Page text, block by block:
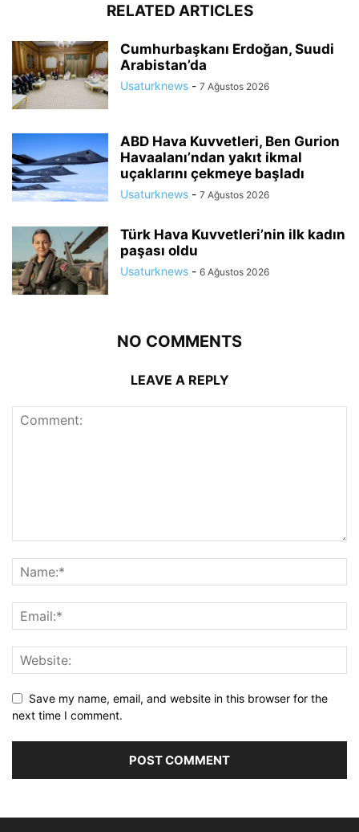
RELATED ARTICLES
Cumhurbaşkanı Erdoğan, Suudi
Arabistan’da
Usaturknews - 7 Ağustos 2026
ABD Hava Kuvvetleri, Ben Gurion
Havaalanı’ndan yakıt ikmal
uçaklarını çekmeye başladı
Usaturknews - 7 Ağustos 2026
Türk Hava Kuvvetleri’nin ilk kadın
paşası oldu
Usaturknews - 6 Ağustos 2026
NO COMMENTS
LEAVE A REPLY
Save my name, email, and website in this browser for the
next time I comment.